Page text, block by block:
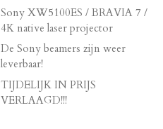
Sony XW5100ES / BRAVIA 7 /
4K native laser projector
De Sony beamers zijn weer
leverbaar!
TIJDELIJK IN PRIJS
VERLAAGD!!!